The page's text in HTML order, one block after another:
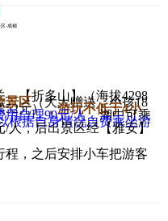
区-成都
【折多山】（海拔4298
景区（大人赠送，小孩18
52元），游玩不低于4小
用自理90元/人，湖中可乘
根据自身情况自费乘坐游
/人，后出景区经【雅安】
，之后安排小车把游客